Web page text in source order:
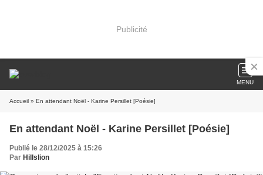
Publicité
MENU
Accueil » En attendant Noël - Karine Persillet [Poésie]
En attendant Noël - Karine Persillet [Poésie]
Publié le 28/12/2025 à 15:26
Par Hillslion